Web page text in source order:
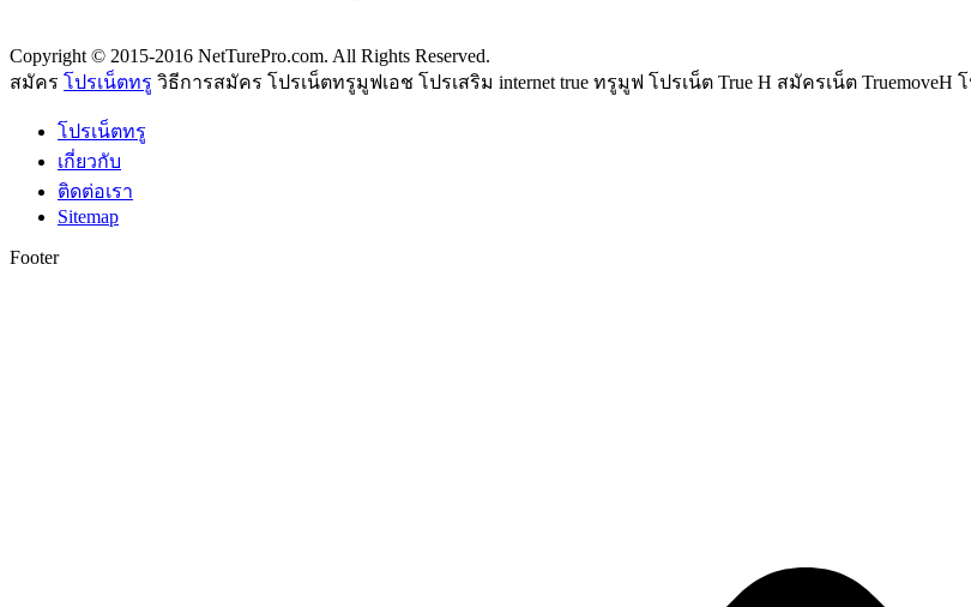
Copyright © 2015-2016 NetTurePro.com. All Rights Reserved.
สมัคร โปรเน็ตทรู วิธีการสมัคร โปรเน็ตทรูมูฟเอช โปรเสริม internet true ทรูมูฟ โปรเน็ต True H สมัครเน็ต
โปรเน็ตทรู
เกี่ยวกับ
ติดต่อเรา
Sitemap
Footer